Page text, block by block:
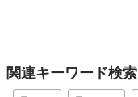
関連キーワード検索